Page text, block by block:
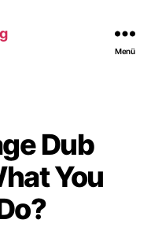
Menü
Dub
You